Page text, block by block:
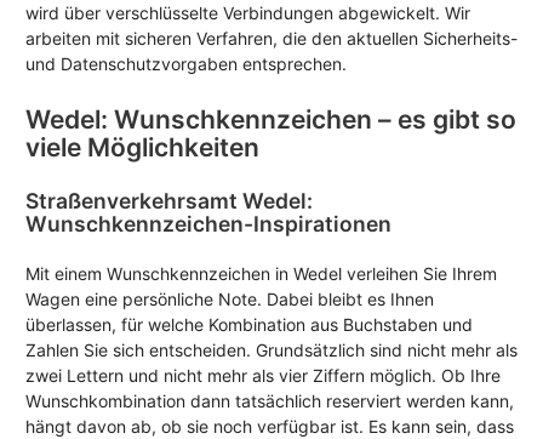
wird über verschlüsselte Verbindungen abgewickelt. Wir
arbeiten mit sicheren Verfahren, die den aktuellen Sicherheits-
und Datenschutzvorgaben entsprechen.
Wedel: Wunschkennzeichen – es gibt so
viele Möglichkeiten
Straßenverkehrsamt Wedel:
Wunschkennzeichen-Inspirationen
Mit einem Wunschkennzeichen in Wedel verleihen Sie Ihrem
Wagen eine persönliche Note. Dabei bleibt es Ihnen
überlassen, für welche Kombination aus Buchstaben und
Zahlen Sie sich entscheiden. Grundsätzlich sind nicht mehr als
zwei Lettern und nicht mehr als vier Ziffern möglich. Ob Ihre
Wunschkombination dann tatsächlich reserviert werden kann,
hängt davon ab, ob sie noch verfügbar ist. Es kann sein, dass